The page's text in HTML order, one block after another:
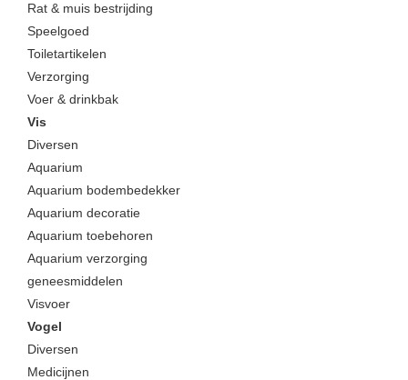
Rat & muis bestrijding
Speelgoed
Toiletartikelen
Verzorging
Voer & drinkbak
Vis
Diversen
Aquarium
Aquarium bodembedekker
Aquarium decoratie
Aquarium toebehoren
Aquarium verzorging
geneesmiddelen
Visvoer
Vogel
Diversen
Medicijnen